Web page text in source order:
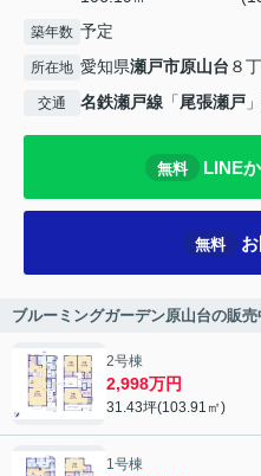
築年数 予定
所在地 愛知県瀬戸市原山台 ８
交通 名鉄瀬戸線 「尾張瀬戸
無料 LINE
無料
ブルーミングガーデン原山台の販
2号棟
2,998万円
31.43坪(103.91㎡)
1号棟